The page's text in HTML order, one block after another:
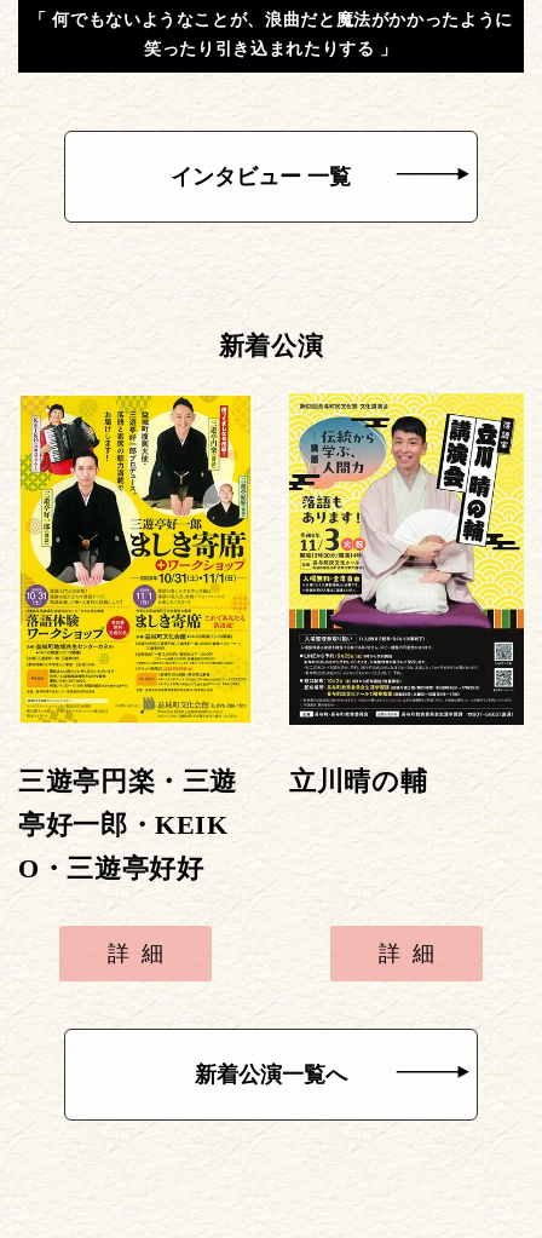
「 何でもないようなことが、浪曲だと魔法がかかったように
笑ったり引き込まれたりする 」
インタビュー 一覧
新着公演
三遊亭円楽・三遊
亭好一郎・KEIK
O・三遊亭好好
詳細
立川晴の輔
詳細
新着公演一覧へ